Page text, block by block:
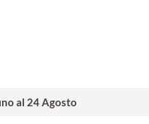
al 24 Agosto